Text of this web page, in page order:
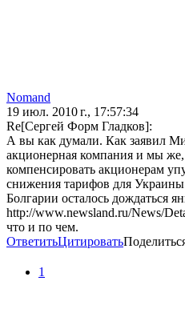
Nomand
19 июл. 2010 г., 17:57:34
Re[Сергей Форм Гладков]:
А вы как думали. Как заявил
акционерная компания и мы
компенсировать акционерам
снижения тарифов для
Болгарии осталось дождаться
http://www.newsland.ru/News/
что и по чем.
ОтветитьЦитировать
1